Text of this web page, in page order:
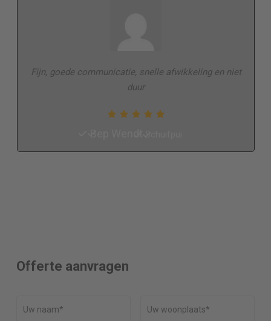
Fijn, goede communicatie, snelle afwikkeling en niet
duur
Offerte aanvragen